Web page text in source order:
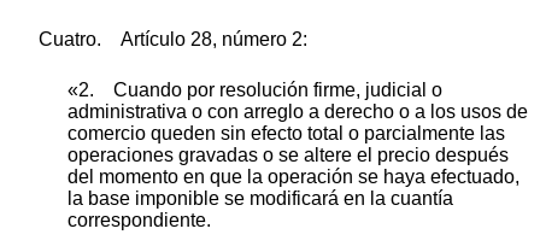
Cuatro. Artículo 28, número 2:
«2. Cuando por resolución firme, judicial o
administrativa o con arreglo a derecho o a los usos de
comercio queden sin efecto total o parcialmente las
operaciones gravadas o se altere el precio después
del momento en que la operación se haya efectuado,
la base imponible se modificará en la cuantía
correspondiente.